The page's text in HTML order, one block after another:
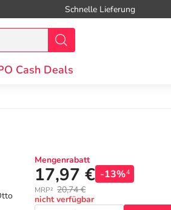
Schnelle Lieferung
Cash Deals
Mengenrabatt
17,97 € -13%4
MRP² 20,74 €
nicht verfügbar